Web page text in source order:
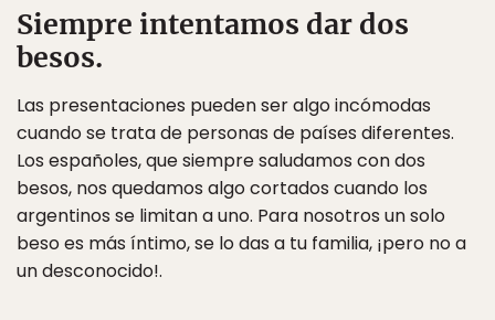
Siempre intentamos dar dos
besos.
Las presentaciones pueden ser algo incómodas
cuando se trata de personas de países diferentes.
Los españoles, que siempre saludamos con dos
besos, nos quedamos algo cortados cuando los
argentinos se limitan a uno. Para nosotros un solo
beso es más íntimo, se lo das a tu familia, ¡pero no a
un desconocido!.